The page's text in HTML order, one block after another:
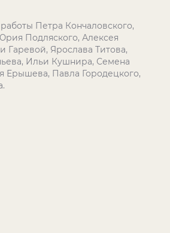
Петра Кончаловского,
Подляского, Алексея
Гаревой, Ярослава Титова,
Ильи Кушнира, Семена
Ерышева, Павла Городецкого,